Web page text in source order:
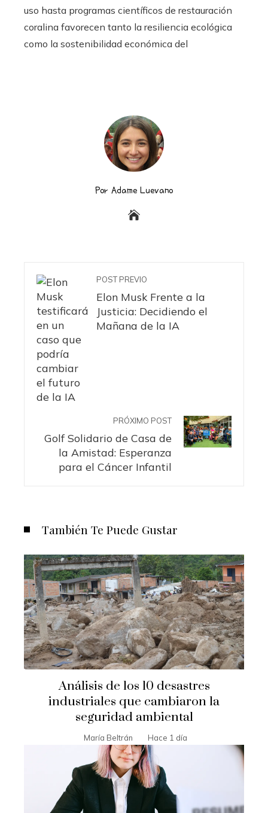
uso hasta programas científicos de restauración
coralina favorecen tanto la resiliencia ecológica
como la sostenibilidad económica del
Por Adame Luevano
POST PREVIO
Elon Musk Frente a la
Justicia: Decidiendo el
Mañana de la IA
PRÓXIMO POST
Golf Solidario de Casa de
la Amistad: Esperanza
para el Cáncer Infantil
También Te Puede Gustar
Análisis de los 10 desastres
industriales que cambiaron la
seguridad ambiental
María Beltrán Hace 1 día